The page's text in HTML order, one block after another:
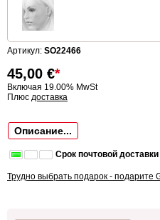
Артикул: SO22466
45,00 €*
Включая 19.00% MwSt
Плюс доставка
Описание...
Срок почтовой
Трудно выбрать подарок - подарите